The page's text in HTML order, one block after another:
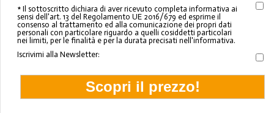
* Il sottoscritto dichiara di aver ricevuto completa informativa ai
sensi dell'art. 13 del Regolamento UE 2016/679 ed esprime il
consenso al trattamento ed alla comunicazione dei propri dati
personali con particolare riguardo a quelli cosiddetti particolari
nei limiti, per le finalità e per la durata precisati nell'informativa.
Iscrivimi alla Newsletter: